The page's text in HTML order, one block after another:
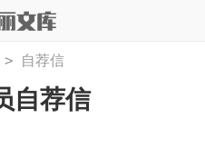
> 自荐信
自荐信